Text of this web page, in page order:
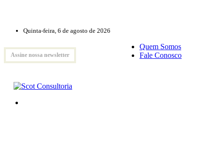
Quinta-feira, 6 de agosto de 2026
Assine nossa newsletter
Quem Somos
Fale Conosco